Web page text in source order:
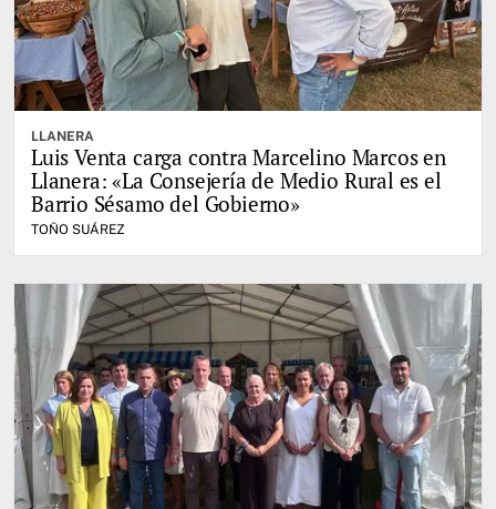
LLANERA
Luis Venta carga contra Marcelino Marcos en
Llanera: «La Consejería de Medio Rural es el
Barrio Sésamo del Gobierno»
TOÑO SUÁREZ